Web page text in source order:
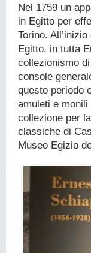
Nel 1759 un
in Egitto per
Torino.
Egitto, in tutta
collezionismo
console
questo periodo
amuleti e
collezione per
classiche di
Museo Egizio